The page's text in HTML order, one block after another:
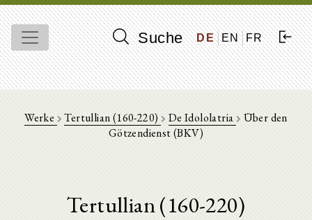
Suche DE EN FR
Werke Tertullian (160-220) De Idololatria
Über den
Götzendienst (BKV)
Tertullian (160-220)